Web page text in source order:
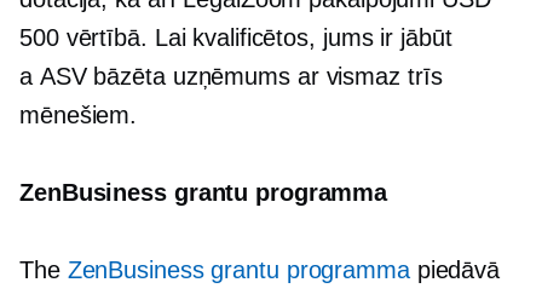
500 vērtībā. Lai kvalificētos, jums ir jābūt
a ASV bāzētauzņēmums ar vismaz trīs
mēnešiem.
ZenBusiness grantu programma
The ZenBusiness grantu programmapiedāvā